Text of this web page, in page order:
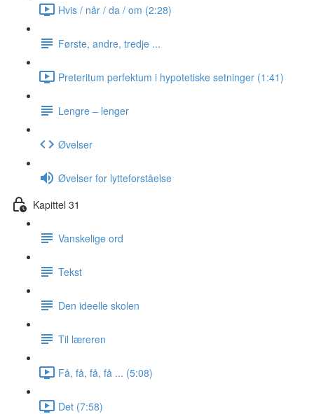
Hvis / når / da / om (2:28)
Første, andre, tredje ...
Preteritum perfektum i hypotetiske setninger (1:41)
Lengre ‒ lenger
Øvelser
Øvelser for lytteforståelse
Kapittel 31
Vanskelige ord
Tekst
Den ideelle skolen
Til læreren
Få, få, få, få ... (5:08)
Det (7:58)